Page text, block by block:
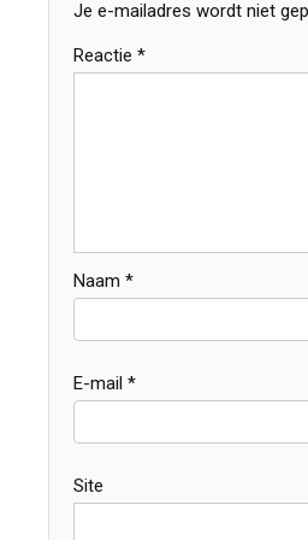
Je e-mailadres wordt niet
Reactie *
Naam *
E-mail *
Site